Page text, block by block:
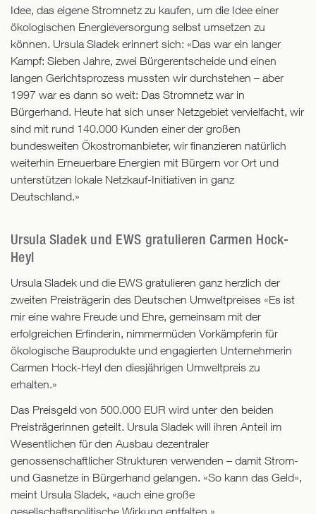
Idee, das eigene Stromnetz zu kaufen, um die Idee einer
ökologischen Energieversorgung selbst umsetzen zu
können. Ursula Sladek erinnert sich: «Das war ein langer
Kampf: Sieben Jahre, zwei Bürgerentscheide und einen
langen Gerichtsprozess mussten wir durchstehen – aber
1997 war es dann so weit: Das Stromnetz war in
Bürgerhand. Heute hat sich unser Netzgebiet vervielfacht, wir
sind mit rund 140.000 Kunden einer der großen
bundesweiten Ökostromanbieter, wir finanzieren natürlich
weiterhin Erneuerbare Energien mit Bürgern vor Ort und
unterstützen lokale Netzkauf-Initiativen in ganz
Deutschland.»
Ursula Sladek und EWS gratulieren Carmen Hock-
Heyl
Ursula Sladek und die EWS gratulieren ganz herzlich der
zweiten Preisträgerin des Deutschen Umweltpreises «Es ist
mir eine wahre Freude und Ehre, gemeinsam mit der
erfolgreichen Erfinderin, nimmermüden Vorkämpferin für
ökologische Bauprodukte und engagierten Unternehmerin
Carmen Hock-Heyl den diesjährigen Umweltpreis zu
erhalten.»
Das Preisgeld von 500.000 EUR wird unter den beiden
Preisträgerinnen geteilt. Ursula Sladek will ihren Anteil im
Wesentlichen für den Ausbau dezentraler
genossenschaftlicher Strukturen verwenden – damit Strom-
und Gasnetze in Bürgerhand gelangen. «So kann das Geld»,
meint Ursula Sladek, «auch eine große
gesellschaftspolitische Wirkung entfalten.»